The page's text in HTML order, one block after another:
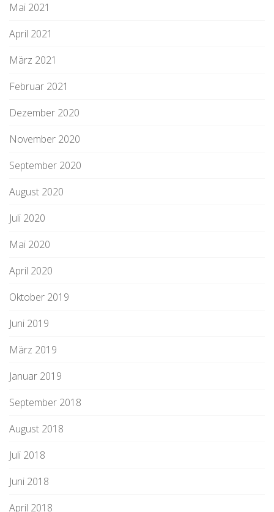
Mai 2021
April 2021
März 2021
Februar 2021
Dezember 2020
November 2020
September 2020
August 2020
Juli 2020
Mai 2020
April 2020
Oktober 2019
Juni 2019
März 2019
Januar 2019
September 2018
August 2018
Juli 2018
Juni 2018
April 2018